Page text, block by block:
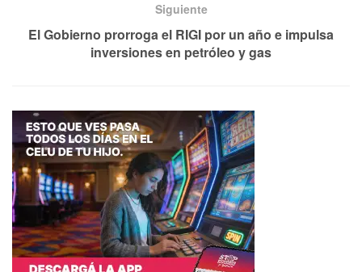
Siguiente
El Gobierno prorroga el RIGI por un año e impulsa
inversiones en petróleo y gas